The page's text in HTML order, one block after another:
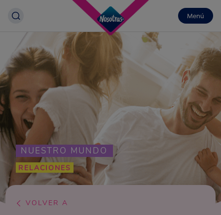
Menú
NUESTRO MUNDO
RELACIONES
VOLVER A